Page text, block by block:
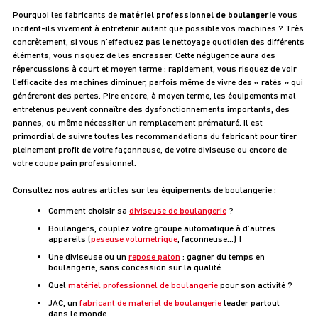
Pourquoi les fabricants de matériel professionnel de boulangerie vous
incitent-ils vivement à entretenir autant que possible vos machines ? Très
concrètement, si vous n’effectuez pas le nettoyage quotidien des différents
éléments, vous risquez de les encrasser. Cette négligence aura des
répercussions à court et moyen terme : rapidement, vous risquez de voir
l’efficacité des machines diminuer, parfois même de vivre des « ratés » qui
généreront des pertes. Pire encore, à moyen terme, les équipements mal
entretenus peuvent connaître des dysfonctionnements importants, des
pannes, ou même nécessiter un remplacement prématuré. Il est
primordial de suivre toutes les recommandations du fabricant pour tirer
pleinement profit de votre façonneuse, de votre diviseuse ou encore de
votre coupe pain professionnel.
Consultez nos autres articles sur les équipements de boulangerie :
Comment choisir sa diviseuse de boulangerie ?
Boulangers, couplez votre groupe automatique à d’autres
appareils (peseuse volumétrique, façonneuse…) !
Une diviseuse ou un repose paton : gagner du temps en
boulangerie, sans concession sur la qualité
Quel matériel professionnel de boulangerie pour son activité ?
JAC, un fabricant de materiel de boulangerie leader partout
dans le monde